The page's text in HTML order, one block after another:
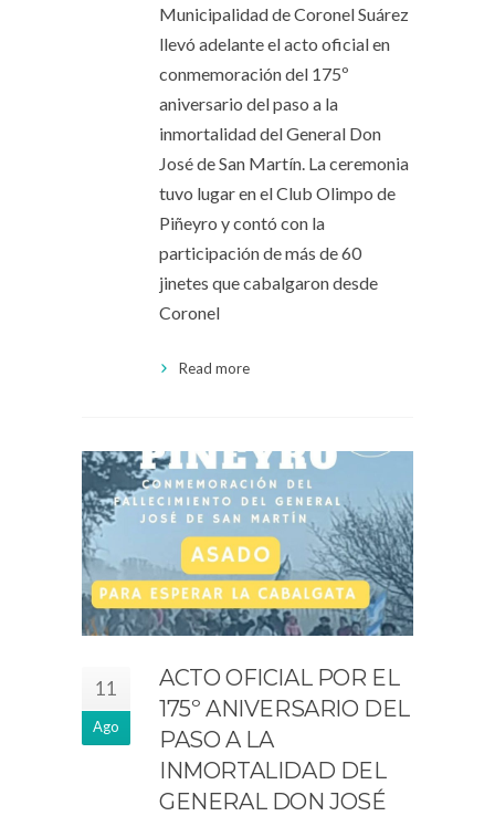
Municipalidad de Coronel Suárez
llevó adelante el acto oficial en
conmemoración del 175º
aniversario del paso a la
inmortalidad del General Don
José de San Martín. La ceremonia
tuvo lugar en el Club Olimpo de
Piñeyro y contó con la
participación de más de 60
jinetes que cabalgaron desde
Coronel
Read more
11
Ago
ACTO OFICIAL POR EL
175º ANIVERSARIO DEL
PASO A LA
INMORTALIDAD DEL
GENERAL DON JOSÉ